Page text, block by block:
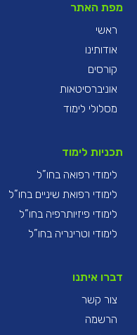
מפת האתר
ראשי
אודותינו
קורסים
אוניברסיטאות
מסלולי לימוד
תכניות לימוד
לימודי רפואה בחו”ל
לימודי רפואת שיניים בחו”ל
לימודי פיזיותרפיה בחו”ל
לימודי וטרינריה בחו”ל
דברו איתנו
צור קשר
הרשמה